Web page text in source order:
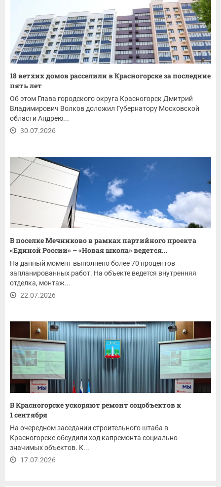
18 ветхих домов расселили в Красногорске за последние
пять лет
Об этом Глава городского округа Красногорск Дмитрий
Владимирович Волков доложил Губернатору Московской
области Андрею...
30.07.2026
В поселке Мечниково в рамках партийного проекта
«Единой России» – «Новая школа» ведется...
На данный момент выполнено более 70 процентов
запланированных работ. На объекте ведется внутренняя
отделка, монтаж...
22.07.2026
В Красногорске ускоряют ремонт соцобъектов к
1 сентября
На очередном заседании строительного штаба в
Красногорске обсудили ход капремонта социально
значимых объектов. К...
17.07.2026